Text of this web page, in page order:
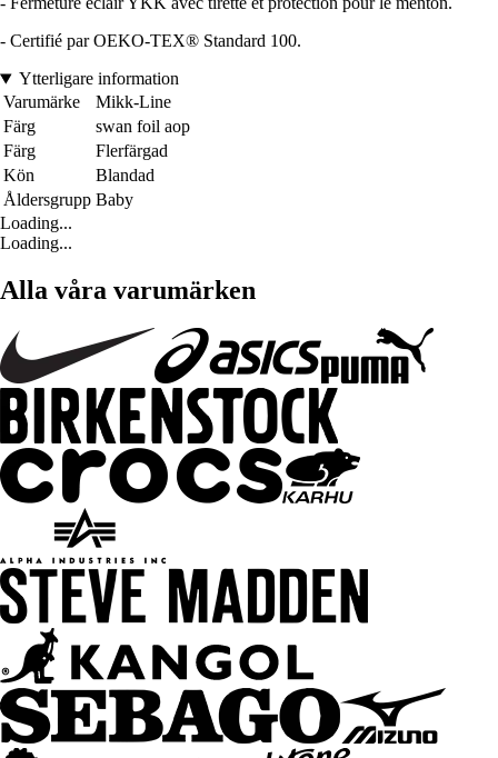
- Certifié par OEKO-TEX® Standard 100.
Ytterligare information
Varumärke
Mikk-Line
Färg
swan foil aop
Färg
Flerfärgad
Kön
Blandad
Åldersgrupp Baby
Loading...
Loading...
Alla våra varumärken